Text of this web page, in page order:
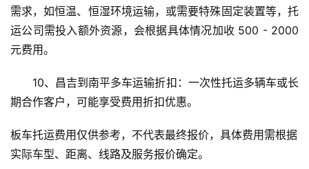
需求，如恒温、恒湿环境运输，或需要特殊固定装置等，托
运公司需投入额外资源，会根据具体情况加收 500 - 2000
元费用。
10、昌吉到南平多车运输折扣：一次性托运多辆车或长
期合作客户，可能享受费用折扣优惠。
板车托运费用仅供参考，不代表最终报价，具体费用需根据
实际车型、距离、线路及服务报价确定。